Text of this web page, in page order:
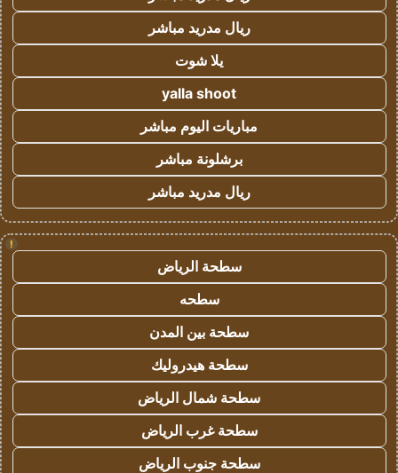
ريال مدريد مباشر
يلا شوت
yalla shoot
مباريات اليوم مباشر
برشلونة مباشر
ريال مدريد مباشر
!
سطحة الرياض
سطحه
سطحة بين المدن
سطحة هيدروليك
سطحة شمال الرياض
سطحة غرب الرياض
سطحة جنوب الرياض